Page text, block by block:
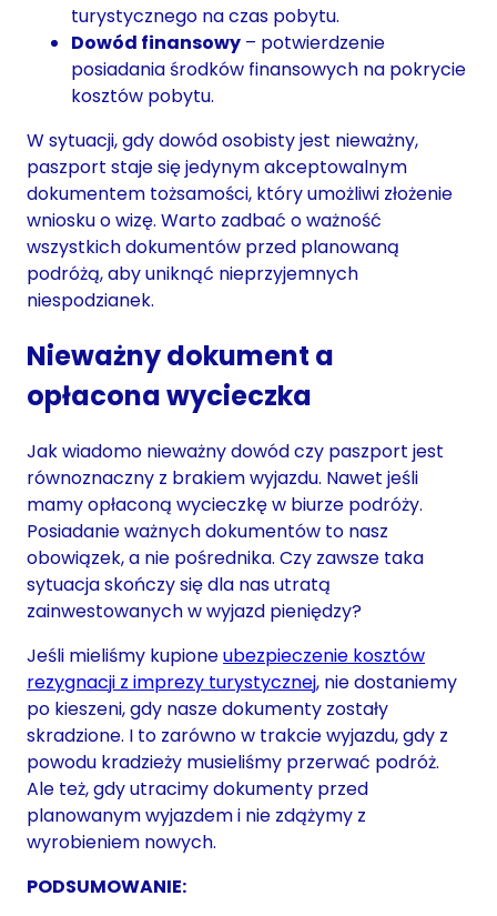
turystycznego na czas pobytu.
Dowód finansowy – potwierdzenie
posiadania środków finansowych na pokrycie
kosztów pobytu.
W sytuacji, gdy dowód osobisty jest nieważny,
paszport staje się jedynym akceptowalnym
dokumentem tożsamości, który umożliwi złożenie
wniosku o wizę. Warto zadbać o ważność
wszystkich dokumentów przed planowaną
podróżą, aby uniknąć nieprzyjemnych
niespodzianek.
Nieważny dokument a
opłacona wycieczka
Jak wiadomo nieważny dowód czy paszport jest
równoznaczny z brakiem wyjazdu. Nawet jeśli
mamy opłaconą wycieczkę w biurze podróży.
Posiadanie ważnych dokumentów to nasz
obowiązek, a nie pośrednika. Czy zawsze taka
sytuacja skończy się dla nas utratą
zainwestowanych w wyjazd pieniędzy?
Jeśli mieliśmy kupioneubezpieczenie kosztów
rezygnacji z imprezy turystycznej, nie dostaniemy
po kieszeni, gdy nasze dokumenty zostały
skradzione. I to zarówno w trakcie wyjazdu, gdy z
powodu kradzieży musieliśmy przerwać podróż.
Ale też, gdy utracimy dokumenty przed
planowanym wyjazdem i nie zdążymy z
wyrobieniem nowych.
PODSUMOWANIE: